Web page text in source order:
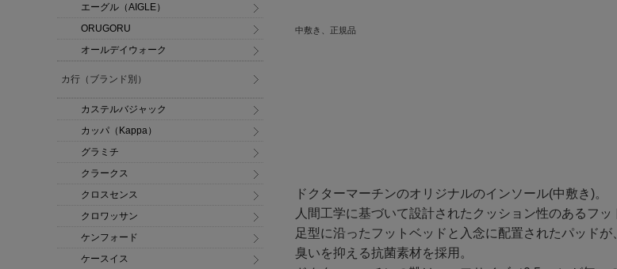
中敷き、正規品
ドクターマーチンのオリジナルのインソール(中敷き)。
人間工学に基づいて設計されたクッション性のあるフ
足型に沿ったフットベッドと入念に配置されたパッド
臭いを抑える抗菌素材を採用。
エーグル（AIGLE）
ORUGORU
オールデイウォーク
カ行（ブランド別）
カステルバジャック
カッパ（Kappa）
グラミチ
クラークス
クロスセンス
クロワッサン
ケンフォード
ケースイス